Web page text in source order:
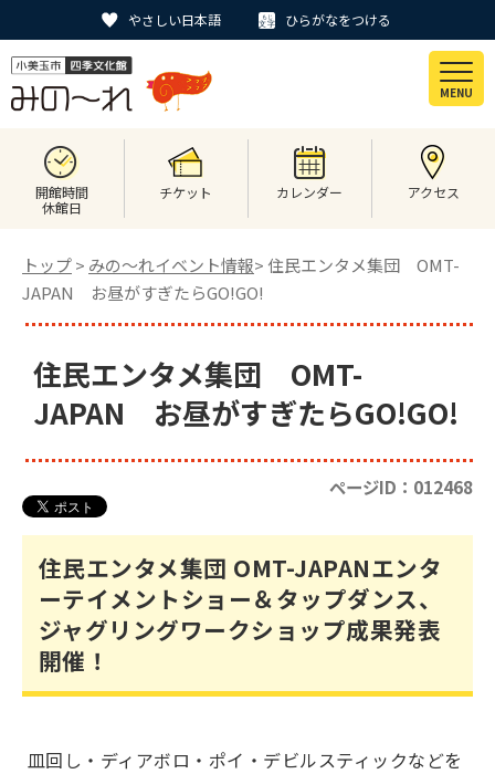
やさしい日本語 ひらがなをつける
MENU
開館時間
休館日
チケット カレンダー アクセス
トップ> みの〜れイベント情報> 住民エンタメ集団 OMT-
JAPAN お昼がすぎたらGO!GO!
住民エンタメ集団 OMT-
JAPAN お昼がすぎたらGO!GO!
ページID：012468
住民エンタメ集団 OMT-JAPANエンタ
ーテイメントショー＆タップダンス、
ジャグリングワークショップ成果発表
開催！
皿回し・ディアボロ・ポイ・デビルスティックなどを